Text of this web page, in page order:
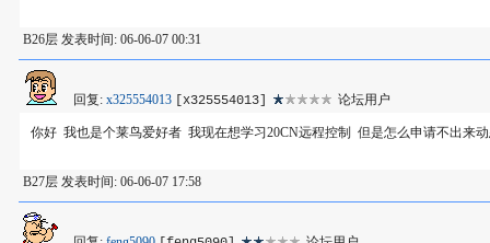
B26层 发表时间: 06-06-07 00:31
回复: x325554013 [x325554013] 论坛用户
你好 我也是个莱鸟爱好者 我现在想学习20CN远程控制 但是怎么申请不出
B27层 发表时间: 06-06-07 17:58